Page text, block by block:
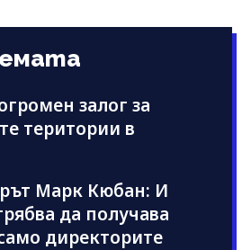
залог за
територии в
Марк Кюбан: И
да получава
директорите